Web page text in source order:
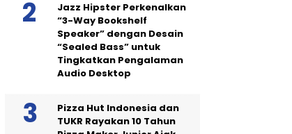
Jazz Hipster Perkenalkan
“3-Way Bookshelf
Speaker” dengan Desain
“Sealed Bass” untuk
Tingkatkan Pengalaman
Audio Desktop
Pizza Hut Indonesia dan
TUKR Rayakan 10 Tahun